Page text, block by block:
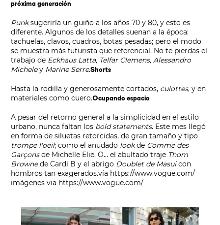
próxima generación
Punksugeriría un guiño a los años 70 y 80, y esto es
diferente. Algunos de los detalles suenan a la época:
tachuelas, clavos, cuadros, botas pesadas; pero el modo
se muestra más futurista que referencial. No te pierdas el
trabajo de Eckhaus Latta, Telfar Clemens, Alessandro
Micheley Marine Serre.Shorts
Hasta la rodilla y generosamente cortados, culottes, y en
materiales como cuero.Ocupando espacio
A pesar del retorno general a la simplicidad en el estilo
urbano, nunca faltan los bold statements. Este mes llegó
en forma de siluetas retorcidas, de gran tamaño y tipo
trompe l'oeil; como el anudado lookde Comme des
Garçonsde Michelle Elie. O… el abultado traje Thom
Brownede Cardi B y el abrigo Doublet de Masuicon
hombros tan exagerados.vía https://www.vogue.com/
imágenes via https://www.vogue.com/